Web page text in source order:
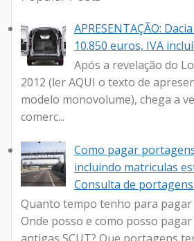
APRESENTAÇÃO:
10.850 euros, IVA
Após a revelação do
2012 (ler AQUI o texto de
modelo monovolume), chega a
comerc...
Como pagar
incluindo matriculas
Consulta de
Quanto tempo tenho para pagar
Onde posso e como posso